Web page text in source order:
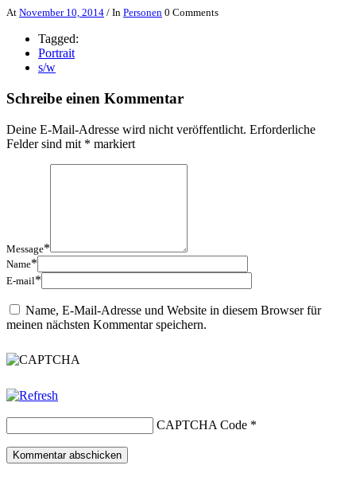
At November 10, 2014 / In Personen 0 Comments
Tagged:
Portrait
s/w
Schreibe einen Kommentar
Deine E-Mail-Adresse wird nicht veröffentlicht. Erforderliche
Felder sind mit * markiert
Message*
Name*
E-mail*
Name, E-Mail-Adresse und Website in diesem Browser für
meinen nächsten Kommentar speichern.
CAPTCHA Code *